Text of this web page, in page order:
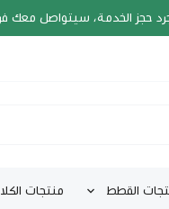
حجز الخدمة، سيتواصل معك
القطط منتجات